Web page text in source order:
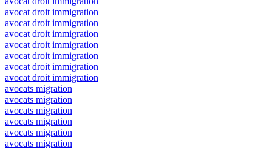
avocat droit immigration
avocat droit immigration
avocat droit immigration
avocat droit immigration
avocat droit immigration
avocat droit immigration
avocat droit immigration
avocats migration
avocats migration
avocats migration
avocats migration
avocats migration
avocats migration